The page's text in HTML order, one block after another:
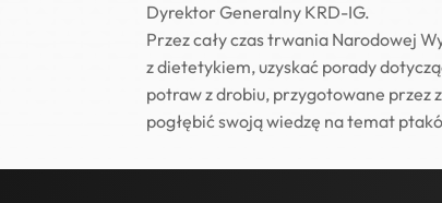
Dyrektor Generalny KRD-IG.
Przez cały czas trwania Narodowej
z dietetykiem, uzyskać porady
potraw z drobiu, przygotowane przez
pogłębić swoją wiedzę na temat